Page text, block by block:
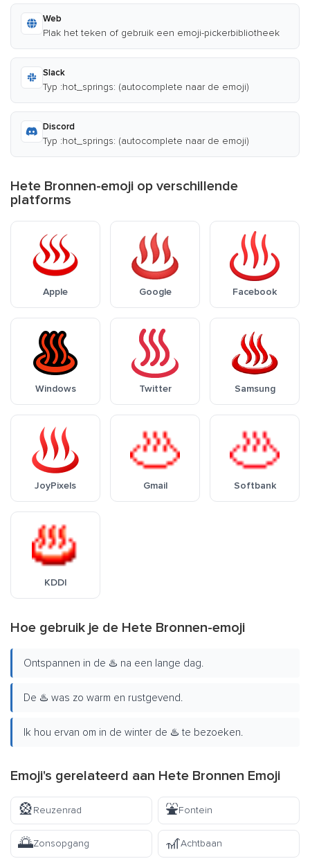
Web
Plak het teken of gebruik een emoji-pickerbibliotheek
Slack
Typ :hot_springs: (autocomplete naar de emoji)
Discord
Typ :hot_springs: (autocomplete naar de emoji)
Hete Bronnen-emoji op verschillende
platforms
Apple Google Facebook
Windows Twitter Samsung
JoyPixels Gmail Softbank
KDDI
Hoe gebruik je de Hete Bronnen-emoji
Ontspannen in de ♨️ na een lange dag.
De ♨️ was zo warm en rustgevend.
Ik hou ervan om in de winter de ♨️ te bezoeken.
Emoji's gerelateerd aan Hete Bronnen Emoji
🎡Reuzenrad ⛲Fontein
🌅Zonsopgang 🎢Achtbaan